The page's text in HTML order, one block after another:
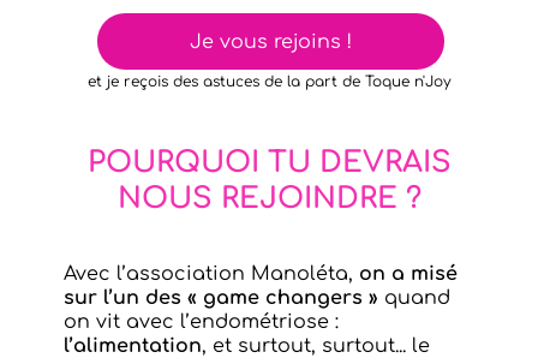
Je vous rejoins !
et je reçois des astuces de la part de Toque n'Joy
POURQUOI TU DEVRAIS
NOUS REJOINDRE ?
Avec l’association Manoléta, on a misé
sur l’un des « game changers » quand
on vit avec l’endométriose :
l’alimentation, et surtout, surtout... le